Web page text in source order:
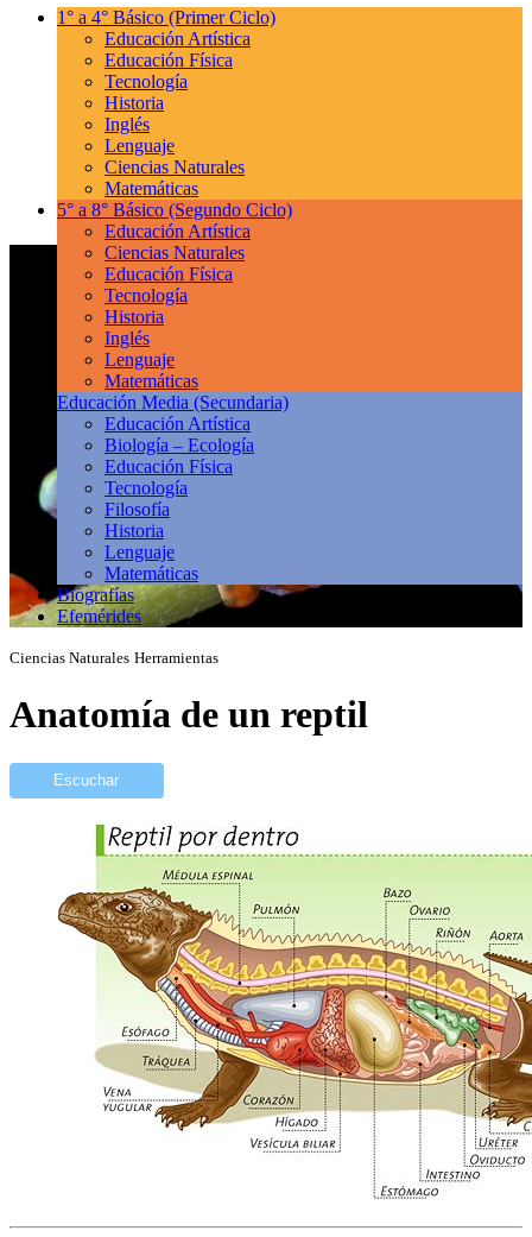
1° a 4° Básico (Primer Ciclo)
Educación Artística
Educación Física
Tecnología
Historia
Inglés
Lenguaje
Ciencias Naturales
Matemáticas
5° a 8° Básico (Segundo Ciclo)
Educación Artística
Ciencias Naturales
Educación Física
Tecnología
Historia
Inglés
Lenguaje
Matemáticas
Educación Media (Secundaria)
Educación Artística
Biología – Ecología
Educación Física
Tecnología
Filosofía
Historia
Lenguaje
Matemáticas
Biografías
Efemérides
Ciencias Naturales Herramientas
Anatomía de un reptil
Escuchar